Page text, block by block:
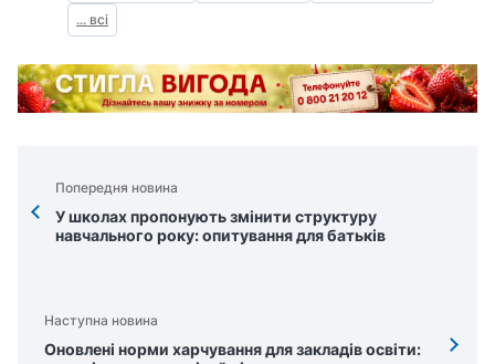
... всі
Попередня новина
У школах пропонують змінити структуру
навчального року: опитування для батьків
Наступна новина
Оновлені норми харчування для закладів освіти: